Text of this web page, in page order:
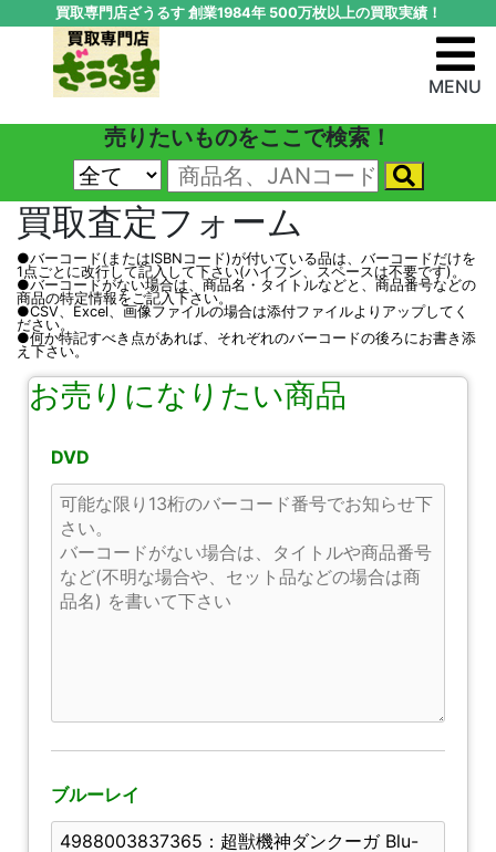
買取専門店ざうるす 創業1984年 500万枚以上の買取実績！
MENU
売りたいものをここで検索！
買取査定フォーム
●バーコード(またはISBNコード)が付いている品は、バーコードだけを
1点ごとに改行して記入して下さい(ハイフン、スペースは不要です)。
●バーコードがない場合は、商品名・タイトルなどと、商品番号などの
商品の特定情報をご記入下さい。
●CSV、Excel、画像ファイルの場合は添付ファイルよりアップしてく
ださい。
●何か特記すべき点があれば、それぞれのバーコードの後ろにお書き添
え下さい。
お売りになりたい商品
DVD
ブルーレイ